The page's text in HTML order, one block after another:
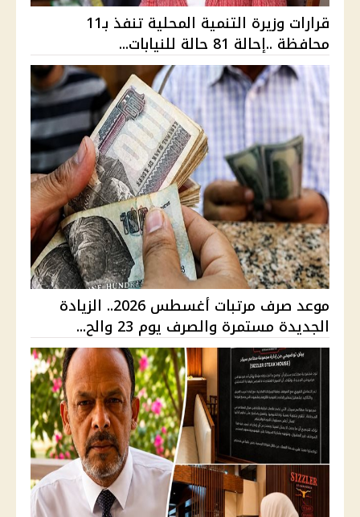
قرارات وزيرة التنمية المحلية تنفذ بـ11
محافظة ..إحالة 81 حالة للنيابات...
موعد صرف مرتبات أغسطس 2026.. الزيادة
الجديدة مستمرة والصرف يوم 23 والح...